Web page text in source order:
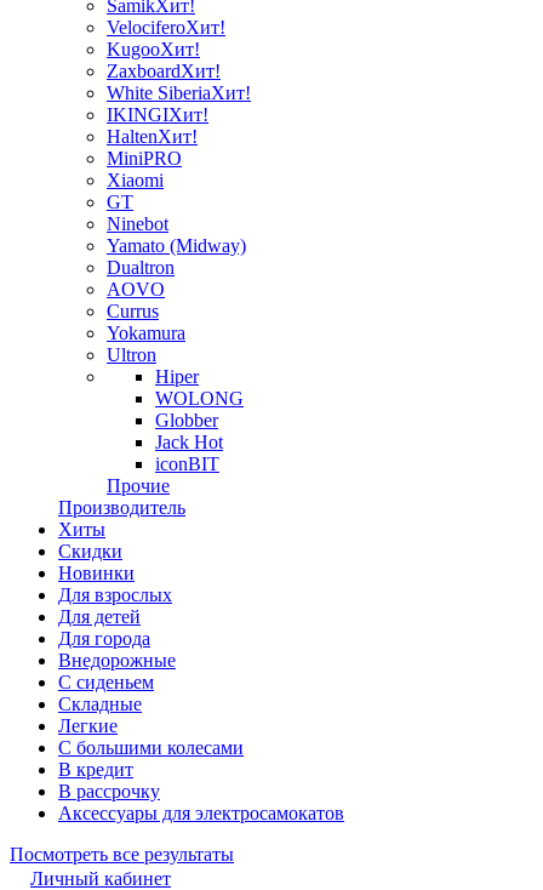
SamikХит!
VelociferoХит!
KugooХит!
ZaxboardХит!
White SiberiaХит!
IKINGIХит!
HaltenХит!
MiniPRO
Xiaomi
GT
Ninebot
Yamato (Midway)
Dualtron
AOVO
Currus
Yokamura
Ultron
Hiper
WOLONG
Globber
Jack Hot
iconBIT
Прочие
Производитель
Хиты
Скидки
Новинки
Для взрослых
Для детей
Для города
Внедорожные
С сиденьем
Складные
Легкие
С большими колесами
В кредит
В рассрочку
Аксессуары для электросамокатов
Посмотреть все результаты
Личный кабинет